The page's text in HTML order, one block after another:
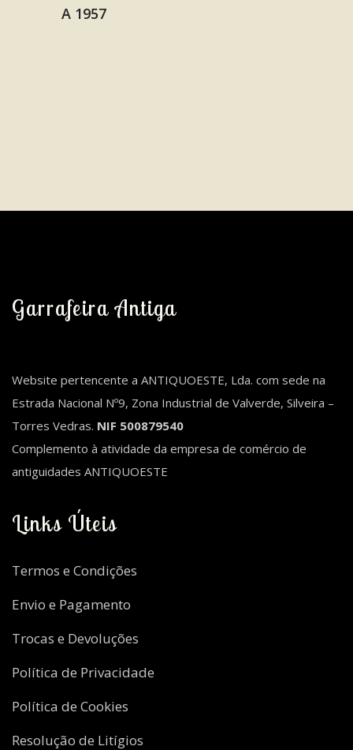
Garrafeira Antiga
Website pertencente a ANTIQUOESTE, Lda. com sede na
Estrada Nacional Nº9, Zona Industrial de Valverde, Silveira –
Torres Vedras. NIF 500879540
Complemento à atividade da empresa de comércio de
antiguidades ANTIQUOESTE
Links Úteis
Termos e Condições
Envio e Pagamento
Trocas e Devoluções
Política de Privacidade
Política de Cookies
Resolução de Litígios